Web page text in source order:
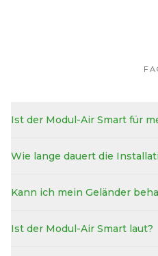
Ist der Modul-Air Smart für
Wie lange dauert die
Kann ich mein Geländer
Ist der Modul-Air Smart laut?